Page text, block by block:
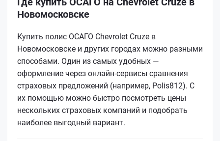
Новомосковске
Купить полис ОСАГО Chevrolet Cruze в
Новомосковске и других городах можно разными
способами. Один из самых удобных —
оформление через онлайн-сервисы сравнения
страховых предложений (например, Polis812). С
их помощью можно быстро посмотреть цены
нескольких страховых компаний и подобрать
наиболее выгодный вариант.